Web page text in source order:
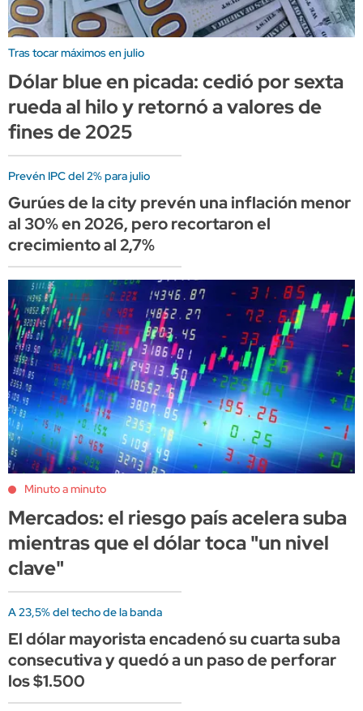
Tras tocar máximos en julio
Dólar blue en picada: cedió por sexta
rueda al hilo y retornó a valores de
fines de 2025
Prevén IPC del 2% para julio
Gurúes de la city prevén una inflación menor
al 30% en 2026, pero recortaron el
crecimiento al 2,7%
Minuto a minuto
Mercados: el riesgo país acelera suba
mientras que el dólar toca "un nivel
clave"
A 23,5% del techo de la banda
El dólar mayorista encadenó su cuarta suba
consecutiva y quedó a un paso de perforar
los $1.500